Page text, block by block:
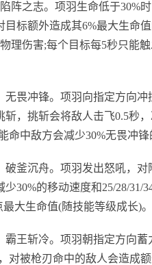
之志。项羽生命低于30%时
目标额外造成其6%最大生命
理伤害;每个目标每5秒只能
畏冲锋。项羽向指定方向冲
，挑斩会将敌人击飞0.5秒
命中敌方会减少30%无畏冲锋
沉舟。项羽发出怒吼，对附
30%的移动速度和25/28/31/
大生命值(随技能等级成长)。
斩冷。项羽朝指定方向蓄
对被枪刃命中的敌人会造成